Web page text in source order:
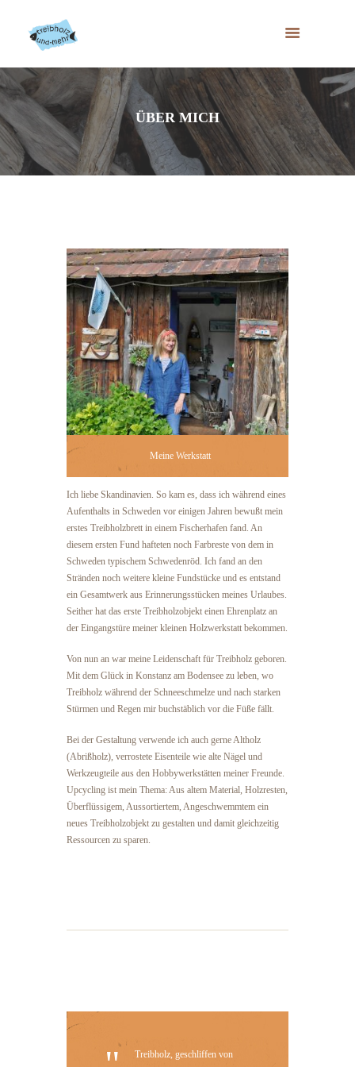
ÜBER MICH
Meine Werkstatt
Ich liebe Skandinavien. So kam es, dass ich während eines
Aufenthalts in Schweden vor einigen Jahren bewußt mein
erstes Treibholzbrett in einem Fischerhafen fand. An
diesem ersten Fund hafteten noch Farbreste von dem in
Schweden typischem Schwedenröd. Ich fand an den
Stränden noch weitere kleine Fundstücke und es entstand
ein Gesamtwerk aus Erinnerungsstücken meines Urlaubes.
Seither hat das erste Treibholzobjekt einen Ehrenplatz an
der Eingangstüre meiner kleinen Holzwerkstatt bekommen.
Von nun an war meine Leidenschaft für Treibholz geboren.
Mit dem Glück in Konstanz am Bodensee zu leben, wo
Treibholz während der Schneeschmelze und nach starken
Stürmen und Regen mir buchstäblich vor die Füße fällt.
Bei der Gestaltung verwende ich auch gerne Altholz
(Abrißholz), verrostete Eisenteile wie alte Nägel und
Werkzeugteile aus den Hobbywerkstätten meiner Freunde.
Upcycling ist mein Thema: Aus altem Material, Holzresten,
Überflüssigem, Aussortiertem, Angeschwemmtem ein
neues Treibholzobjekt zu gestalten und damit gleichzeitig
Ressourcen zu sparen.
Treibholz, geschliffen von